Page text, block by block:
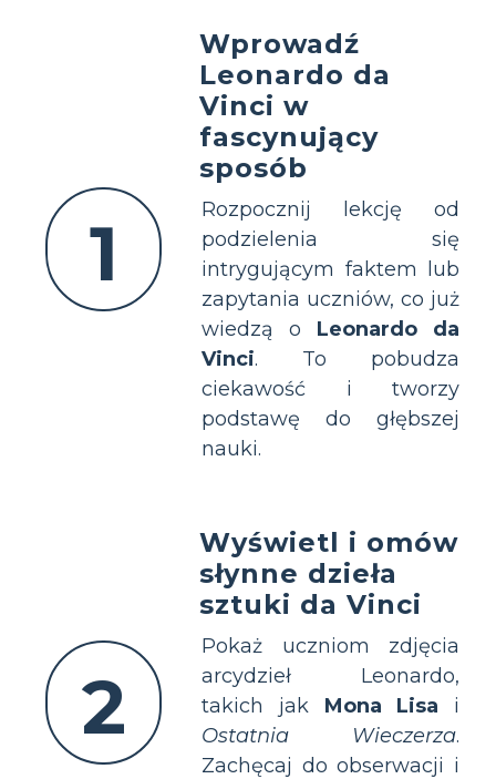
1
Wprowadź
Leonardo da
Vinci w
fascynujący
sposób
Rozpocznij lekcję od
podzielenia się
intrygującym faktem lub
zapytania uczniów, co już
wiedzą o Leonardo da
Vinci. To pobudza
ciekawość i tworzy
podstawę do głębszej
nauki.
2
Wyświetl i omów
słynne dzieła
sztuki da Vinci
Pokaż uczniom zdjęcia
arcydzieł Leonardo,
takich jak Mona Lisa i
Ostatnia Wieczerza.
Zachęcaj do obserwacji i